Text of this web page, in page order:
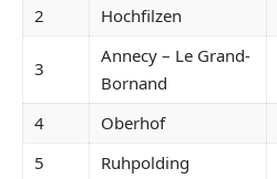
2
Hochfilzen
3
Annecy – Le Grand-
Bornand
4 Oberhof
5
Ruhpolding